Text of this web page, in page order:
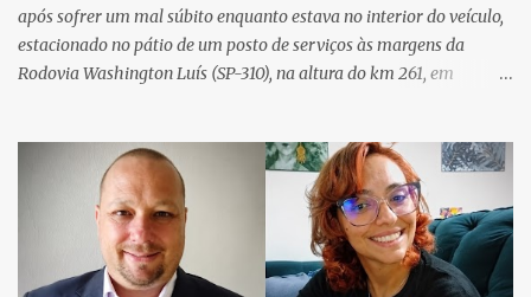
após sofrer um mal súbito enquanto estava no interior do veículo,
estacionado no pátio de um posto de serviços às margens da
Rodovia Washington Luís (SP-310), na altura do km 261, em
relatos de que havia um condutor inconsciente dentro de um
caminhão. Equipes de resgate foram rapidamente deslocadas ao
local e encontraram a vítima em parada cardiorrespiratória. Os
socorristas iniciaram imediatamente as manobras de reanimação
cardiopulmonar (RCP), porém, apesar de todos os esforços, o